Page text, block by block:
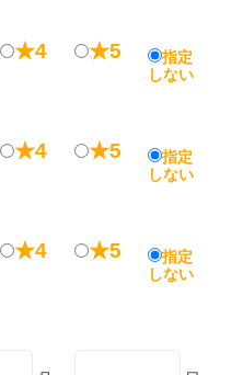
★4 ★5
指定
しない
★4 ★5
指定
しない
★4 ★5
指定
しない